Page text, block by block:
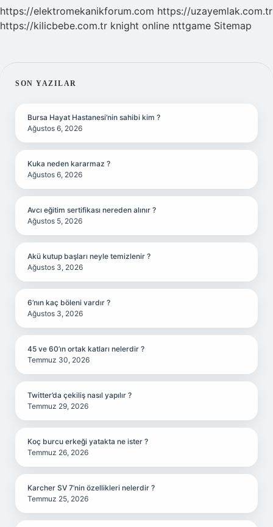
https://elektromekanikforum.com https://uzayemlak.com.tr
https://kilicbebe.com.tr knight online nttgame Sitemap
SIDEBAR
SON YAZILAR
Bursa Hayat Hastanesi’nin sahibi kim ?
Ağustos 6, 2026
Kuka neden kararmaz ?
Ağustos 6, 2026
Avcı eğitim sertifikası nereden alınır ?
Ağustos 5, 2026
Akü kutup başları neyle temizlenir ?
Ağustos 3, 2026
6’nın kaç böleni vardır ?
Ağustos 3, 2026
45 ve 60’ın ortak katları nelerdir ?
Temmuz 30, 2026
Twitter’da çekiliş nasıl yapılır ?
Temmuz 29, 2026
Koç burcu erkeği yatakta ne ister ?
Temmuz 26, 2026
Karcher SV 7’nin özellikleri nelerdir ?
Temmuz 25, 2026